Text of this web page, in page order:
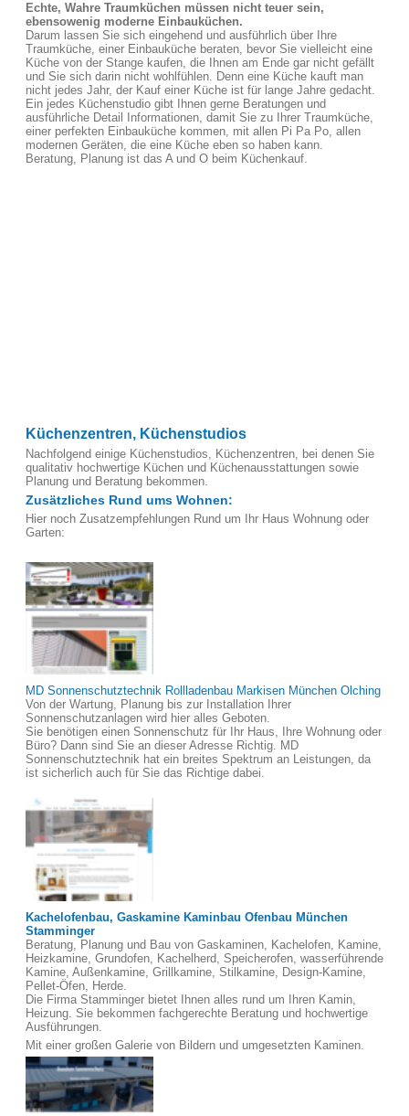
Echte, Wahre Traumküchen müssen nicht teuer sein,
ebensowenig moderne Einbauküchen.
Darum lassen Sie sich eingehend und ausführlich über Ihre
Traumküche, einer Einbauküche beraten, bevor Sie vielleicht eine
Küche von der Stange kaufen, die Ihnen am Ende gar nicht gefällt
und Sie sich darin nicht wohlfühlen. Denn eine Küche kauft man
nicht jedes Jahr, der Kauf einer Küche ist für lange Jahre gedacht.
Ein jedes Küchenstudio gibt Ihnen gerne Beratungen und
ausführliche Detail Informationen, damit Sie zu Ihrer Traumküche,
einer perfekten Einbauküche kommen, mit allen Pi Pa Po, allen
modernen Geräten, die eine Küche eben so haben kann.
Beratung, Planung ist das A und O beim Küchenkauf.
Küchenzentren, Küchenstudios
Nachfolgend einige Küchenstudios, Küchenzentren, bei denen Sie
qualitativ hochwertige Küchen und Küchenausstattungen sowie
Planung und Beratung bekommen.
Zusätzliches Rund ums Wohnen:
Hier noch Zusatzempfehlungen Rund um Ihr Haus Wohnung oder
Garten:
MD Sonnenschutztechnik Rollladenbau Markisen München Olching
Von der Wartung, Planung bis zur Installation Ihrer
Sonnenschutzanlagen wird hier alles Geboten.
Sie benötigen einen Sonnenschutz für Ihr Haus, Ihre Wohnung oder
Büro? Dann sind Sie an dieser Adresse Richtig. MD
Sonnenschutztechnik hat ein breites Spektrum an Leistungen, da
ist sicherlich auch für Sie das Richtige dabei.
Kachelofenbau, Gaskamine Kaminbau Ofenbau München
Stamminger
Beratung, Planung und Bau von Gaskaminen, Kachelofen, Kamine,
Heizkamine, Grundofen, Kachelherd, Speicherofen, wasserführende
Kamine, Außenkamine, Grillkamine, Stilkamine, Design-Kamine,
Pellet-Öfen, Herde.
Die Firma Stamminger bietet Ihnen alles rund um Ihren Kamin,
Heizung. Sie bekommen fachgerechte Beratung und hochwertige
Ausführungen.
Mit einer großen Galerie von Bildern und umgesetzten Kaminen.